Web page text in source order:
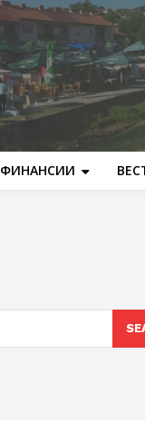
ФИНАНСИИ